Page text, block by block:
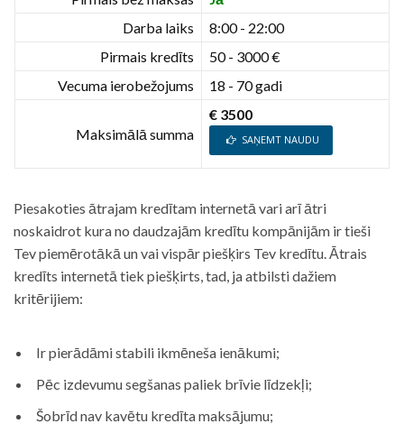
Darba laiks
8:00 - 22:00
Pirmais kredīts
50 - 3000 €
Vecuma ierobežojums
18 - 70 gadi
Maksimālā summa
€ 3500
SAŅEMT NAUDU
Piesakoties ātrajam kredītam internetā vari arī ātri
noskaidrot kura no daudzajām kredītu kompānijām ir tieši
Tev piemērotākā un vai vispār piešķirs Tev kredītu. Ātrais
kredīts internetā tiek piešķirts, tad, ja atbilsti dažiem
kritērijiem:
Ir pierādāmi stabili ikmēneša ienākumi;
Pēc izdevumu segšanas paliek brīvie līdzekļi;
Šobrīd nav kavētu kredīta maksājumu;